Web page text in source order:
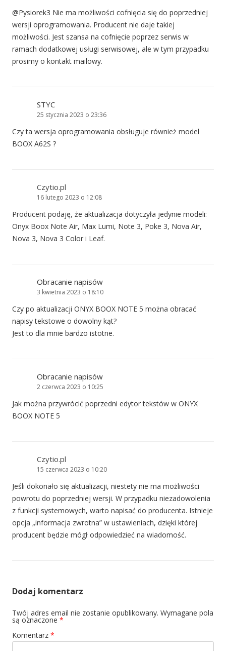
@Pysiorek3 Nie ma możliwości cofnięcia się do poprzedniej
wersji oprogramowania. Producent nie daje takiej
możliwości. Jest szansa na cofnięcie poprzez serwis w
ramach dodatkowej usługi serwisowej, ale w tym przypadku
prosimy o kontakt mailowy.
STYC
25 stycznia 2023 o 23:36
Czy ta wersja oprogramowania obsługuje również model
BOOX A62S ?
Czytio.pl
16 lutego 2023 o 12:08
Producent podaję, że aktualizacja dotyczyła jedynie modeli:
Onyx Boox Note Air, Max Lumi, Note 3, Poke 3, Nova Air,
Nova 3, Nova 3 Color i Leaf.
Obracanie napisów
3 kwietnia 2023 o 18:10
Czy po aktualizacji ONYX BOOX NOTE 5 można obracać
napisy tekstowe o dowolny kąt?
Jest to dla mnie bardzo istotne.
Obracanie napisów
2 czerwca 2023 o 10:25
Jak można przywrócić poprzedni edytor tekstów w ONYX
BOOX NOTE 5
Czytio.pl
15 czerwca 2023 o 10:20
Jeśli dokonało się aktualizacji, niestety nie ma możliwości
powrotu do poprzedniej wersji. W przypadku niezadowolenia
z funkcji systemowych, warto napisać do producenta. Istnieje
opcja „informacja zwrotna” w ustawieniach, dzięki której
producent będzie mógł odpowiedzieć na wiadomość.
Dodaj komentarz
Twój adres email nie zostanie opublikowany. Wymagane pola
są oznaczone *
Komentarz *